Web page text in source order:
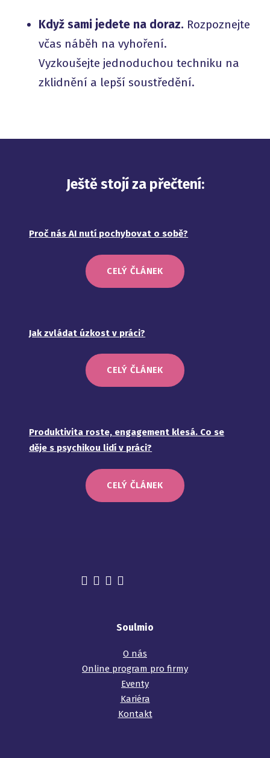
Když sami jedete na doraz. Rozpoznejte
včas náběh na vyhoření.
Vyzkoušejte jednoduchou techniku na
zklidnění a lepší soustředění.
Ještě stojí za přečtení:
Proč nás AI nutí pochybovat o sobě?
CELÝ ČLÁNEK
Jak zvládat úzkost v práci?
CELÝ ČLÁNEK
Produktivita roste, engagement klesá. Co se
děje s psychikou lidí v práci?
CELÝ ČLÁNEK
Soulmio
O nás
Online program pro firmy
Eventy
Kariéra
Kontakt